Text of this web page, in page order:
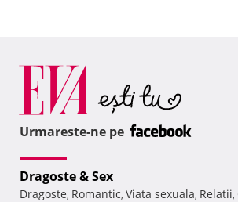
Urmareste-ne pe
Dragoste & Sex
Dragoste, Romantic, Viata sexuala, Relatii,